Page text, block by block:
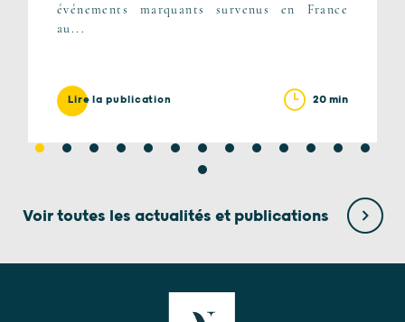
événements marquants survenus en France
au...
Lire la publication 20 min
Voir toutes les actualités et publications